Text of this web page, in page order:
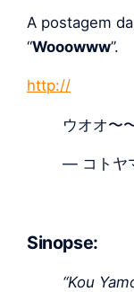
A postagem
“Wooowww”.
http://
ウオオ〜
— コトヤ
Sinopse:
“Kou